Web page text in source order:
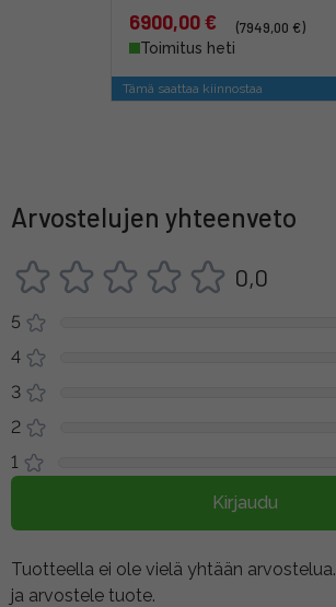
6900,00 €
(7949,00 €)
Toimitus heti
Tämä saattaa kiinnostaa
Arvostelujen yhteenveto
0,0
5
4
3
2
1
Kirjaudu
Tuotteella ei ole vielä yhtään arvostelua.
ja arvostele tuote.